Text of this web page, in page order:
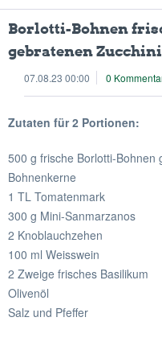
Borlotti-Bohnen
gebratenen
07.08.23 00:00 0
Zutaten für 2 Portionen:
500 g frische Borlotti-Bohnen
Bohnenkerne
1 TL Tomatenmark
300 g Mini-Sanmarzanos
2 Knoblauchzehen
100 ml Weisswein
2 Zweige frisches Basilikum
Olivenöl
Salz und Pfeffer